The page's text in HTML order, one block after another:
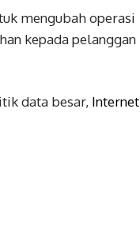
mengubah operasi
kepada pelanggan
data besar, Internet